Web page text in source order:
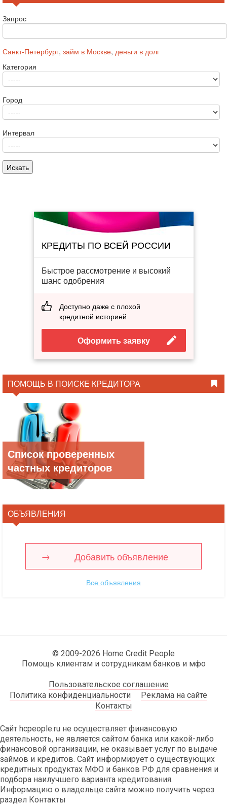
Запрос
Санкт-Петербург, займ в Москве, деньги в долг
Категория
Город
Интервал
КРЕДИТЫ ПО ВСЕЙ РОССИИ
Быстрое рассмотрение и высокий
шанс одобрения
Доступно даже с плохой
кредитной историей
Оформить заявку
ПОМОЩЬ В ПОИСКЕ КРЕДИТОРА
Список проверенных
частных кредиторов
ОБЪЯВЛЕНИЯ
Добавить объявление
Все объявления
© 2009-2026 Home Credit People
Помощь клиентам и сотрудникам банков и мфо
Пользовательское соглашение
Политика конфиденциальности
Реклама на сайте
Контакты
Сайт hcpeople.ru не осуществляет финансовую
деятельность, не является сайтом банка или какой-либо
финансовой организации, не оказывает услуг по выдаче
займов и кредитов. Сайт информирует о существующих
кредитных продуктах МФО и банков РФ для сравнения и
подбора наилучшего варианта кредитования.
Информацию о владельце сайта можно получить через
раздел Контакты